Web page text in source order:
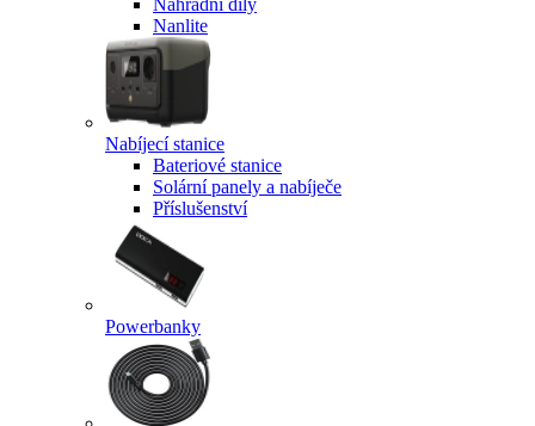
Náhradní díly
Nanlite
Nabíjecí stanice
Bateriové stanice
Solární panely a nabíječe
Příslušenství
Powerbanky